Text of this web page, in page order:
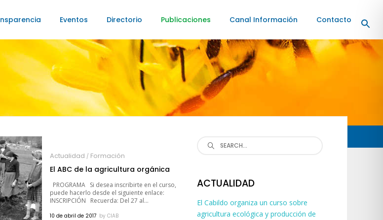
Eventos Directorio Publicaciones Canal Información Contacto
Actualidad / Formación
El ABC de la agricultura orgánica
PROGRAMA Si desea inscribirte en el curso,
puede hacerlo desde el siguiente enlace:
INSCRIPCIÓN Recuerda: Del 27 al...
10 de abril de 2017 byCIAB
Search
ACTUALIDAD
El Cabildo organiza un curso sobre
agricultura ecológica y producción de